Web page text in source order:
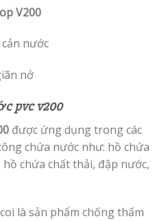
V200
nước
nở
pvc v200
được ứng dụng trong các
chứa nước như: hồ chứa
chứa chất thải, đập nước,
là sản phẩm chống thấm